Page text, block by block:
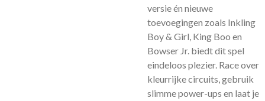
versie én nieuwe
toevoegingen zoals Inkling
Boy & Girl, King Boo en
Bowser Jr. biedt dit spel
eindeloos plezier. Race over
kleurrijke circuits, gebruik
slimme power-ups en laat je